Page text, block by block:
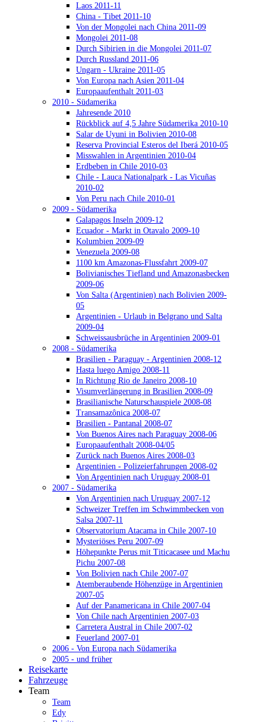
Laos 2011-11
China - Tibet 2011-10
Von der Mongolei nach China 2011-09
Mongolei 2011-08
Durch Sibirien in die Mongolei 2011-07
Durch Russland 2011-06
Ungarn - Ukraine 2011-05
Von Europa nach Asien 2011-04
Europaaufenthalt 2011-03
2010 - Südamerika
Jahresende 2010
Rückblick auf 4,5 Jahre Südamerika 2010-10
Salar de Uyuni in Bolivien 2010-08
Reserva Provincial Esteros del Iberá 2010-05
Misswahlen in Argentinien 2010-04
Erdbeben in Chile 2010-03
Chile - Lauca Nationalpark - Las Vicuñas
2010-02
Von Peru nach Chile 2010-01
2009 - Südamerika
Galapagos Inseln 2009-12
Ecuador - Markt in Otavalo 2009-10
Kolumbien 2009-09
Venezuela 2009-08
1100 km Amazonas-Flussfahrt 2009-07
Bolivianisches Tiefland und Amazonasbecken
2009-06
Von Salta (Argentinien) nach Bolivien 2009-
05
Argentinien - Urlaub in Belgrano und Salta
2009-04
Schweissausbrüche in Argentinien 2009-01
2008 - Südamerika
Brasilien - Paraguay - Argentinien 2008-12
Hasta luego Amigo 2008-11
In Richtung Rio de Janeiro 2008-10
Visumverlängerung in Brasilien 2008-09
Brasilianische Naturschauspiele 2008-08
Transamazônica 2008-07
Brasilien - Pantanal 2008-07
Von Buenos Aires nach Paraguay 2008-06
Europaaufenthalt 2008-04/05
Zurück nach Buenos Aires 2008-03
Argentinien - Polizeierfahrungen 2008-02
Von Argentinien nach Uruguay 2008-01
2007 - Südamerika
Von Argentinien nach Uruguay 2007-12
Schweizer Treffen im Schwimmbecken von
Salsa 2007-11
Observatorium Atacama in Chile 2007-10
Mysteriöses Peru 2007-09
Höhepunkte Perus mit Titicacasee und Machu
Pichu 2007-08
Von Bolivien nach Chile 2007-07
Atemberaubende Höhenzüge in Argentinien
2007-05
Auf der Panamericana in Chile 2007-04
Von Chile nach Argentinien 2007-03
Carretera Austral in Chile 2007-02
Feuerland 2007-01
2006 - Von Europa nach Südamerika
2005 - und früher
Reisekarte
Fahrzeuge
Team
Team
Edy